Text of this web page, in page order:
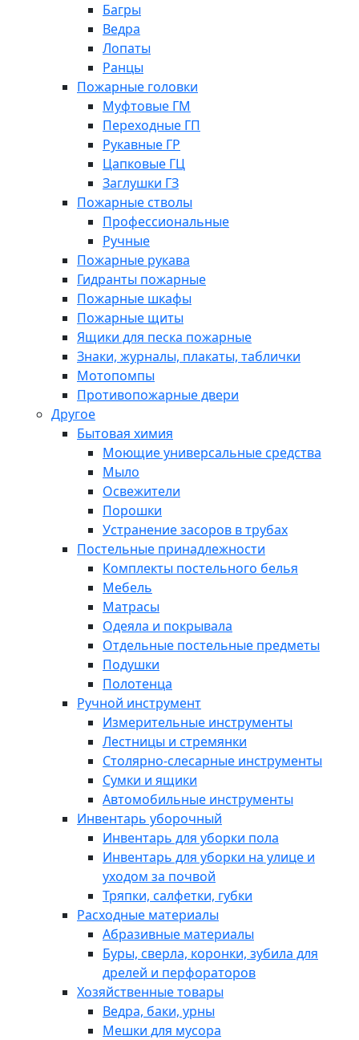
Багры
Ведра
Лопаты
Ранцы
Пожарные головки
Муфтовые ГМ
Переходные ГП
Рукавные ГР
Цапковые ГЦ
Заглушки ГЗ
Пожарные стволы
Профессиональные
Ручные
Пожарные рукава
Гидранты пожарные
Пожарные шкафы
Пожарные щиты
Ящики для песка пожарные
Знаки, журналы, плакаты, таблички
Мотопомпы
Противопожарные двери
Другое
Бытовая химия
Моющие универсальные средства
Мыло
Освежители
Порошки
Устранение засоров в трубах
Постельные принадлежности
Комплекты постельного белья
Мебель
Матрасы
Одеяла и покрывала
Отдельные постельные предметы
Подушки
Полотенца
Ручной инструмент
Измерительные инструменты
Лестницы и стремянки
Столярно-слесарные инструменты
Сумки и ящики
Автомобильные инструменты
Инвентарь уборочный
Инвентарь для уборки пола
Инвентарь для уборки на улице и
уходом за почвой
Тряпки, салфетки, губки
Расходные материалы
Абразивные материалы
Буры, сверла, коронки, зубила для
дрелей и перфораторов
Хозяйственные товары
Ведра, баки, урны
Мешки для мусора